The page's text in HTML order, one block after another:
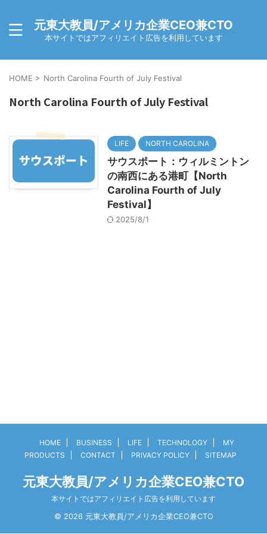
元東大教員/アメリカ企業CEO兼CTO
本サイトではアフィリエイト広告を利用しています
HOME > North Carolina Fourth of July Festival
North Carolina Fourth of July Festival
LIFE NORTH CAROLINA
サウスポート：ウィルミントン
の南西にある港町【North
Carolina Fourth of July
Festival】
2025/8/1
HOME BUSINESS LIFE TECHNOLOGY
MY
PRODUCTS
CONTACT PRIVACY POLICY SITEMAP
元東大教員/アメリカ企業CEO兼CTO
本サイトではアフィリエイト広告を利用しています
© 2026 元東大教員/アメリカ企業CEO兼CTO